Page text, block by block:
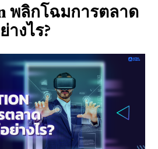
พลิกโฉมการตลาด
งไร?